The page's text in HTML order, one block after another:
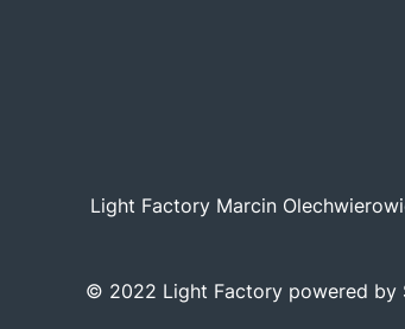
Light Factory Marcin
© 2022 Light Factory powered by